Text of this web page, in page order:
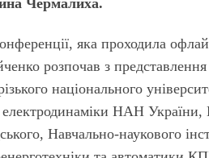
Чермалиха.
яка проходила
розпочав з
національного
НАН України,
Навчально-наукового